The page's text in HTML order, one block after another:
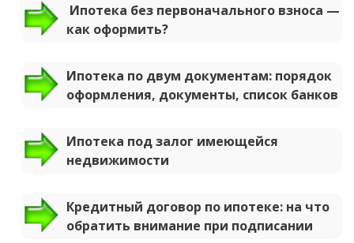
Ипотека без первоначального взноса —
как оформить?
Ипотека по двум документам: порядок
оформления, документы, список банков
Ипотека под залог имеющейся
недвижимости
Кредитный договор по ипотеке: на что
обратить внимание при подписании